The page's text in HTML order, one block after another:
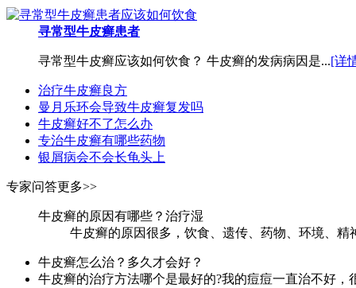
寻常型牛皮癣患者
寻常型牛皮癣应该如何饮食？ 牛皮癣的发病病因是...[详
治疗牛皮癣良方
曼月乐环会导致牛皮癣复发吗
牛皮癣好不了怎么办
专治牛皮癣有哪些药物
银屑病会不会长龟头上
专家问答更多>>
牛皮癣的原因有哪些？治疗湿
牛皮癣的原因很多，饮食、遗传、药物、环境、
牛皮癣怎么治？多久才会好？
牛皮癣的治疗方法哪个是最好的?我的痘痘一直治不好，